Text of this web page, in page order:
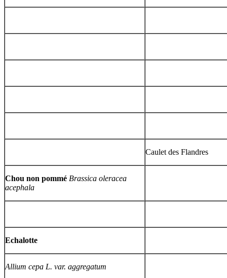
Caulet des Flandres
Chou non pommé Brassica oleracea
acephala
Echalotte
Allium cepa L. var. aggregatum